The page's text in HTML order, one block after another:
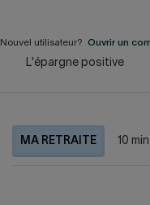
contenu
Nouvel utilisateur? Ouvrir un
L'épargne positive
MA RETRAITE 10 min